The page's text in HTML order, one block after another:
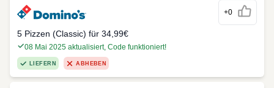
+0
5 Pizzen (Classic) für 34,99€
08 Mai 2025 aktualisiert, Code funktioniert!
LIEFERN ABHEBEN